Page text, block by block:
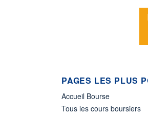
PAGES LES PLUS
Accueil Bourse
Tous les cours boursiers